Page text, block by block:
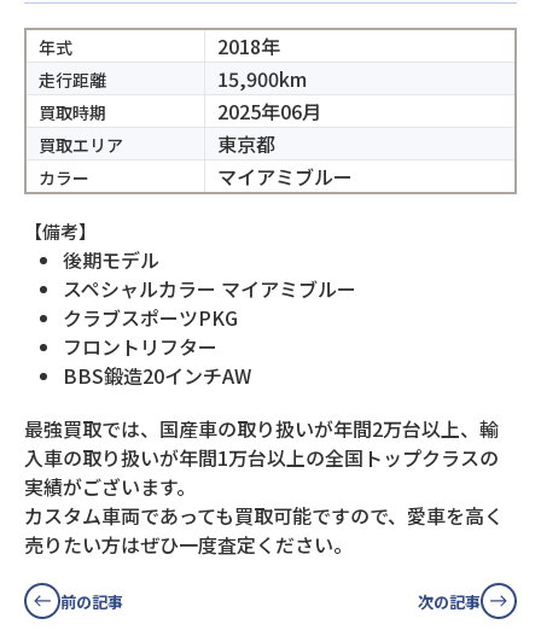
年式 2018年
走行距離 15,900km
買取時期 2025年06月
買取エリア 東京都
カラー マイアミブルー
【備考】
後期モデル
スペシャルカラー マイアミブルー
クラブスポーツPKG
フロントリフター
BBS鍛造20インチAW
最強買取では、国産車の取り扱いが年間2万台以上、輸
入車の取り扱いが年間1万台以上の全国トップクラスの
実績がございます。
カスタム車両であっても買取可能ですので、愛車を高く
売りたい方はぜひ一度査定ください。
前の記事 次の記事